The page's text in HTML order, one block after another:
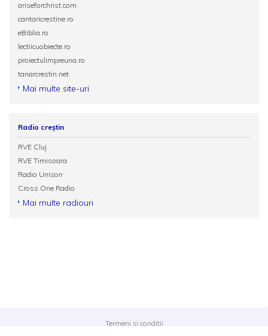
ariseforchrist.com
cantaricrestine.ro
eBiblia.ro
lectiicuobiecte.ro
proiectulimpreuna.ro
tanarcrestin.net
Mai multe site-uri
Radio creștin
RVE Cluj
RVE Timisoara
Radio Unison
Cross One Radio
Mai multe radiouri
Termeni și condiții